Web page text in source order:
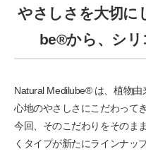
やさしさを大切に
be®から、シリ
Natural Medilube® は、植物
心地のやさしさにこだわって
今回、そのこだわりをそのま
くタイプが新たにラインナッ